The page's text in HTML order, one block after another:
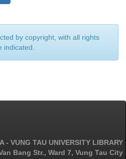
by copyright, with all rights
indicated.
- VUNG TAU UNIVERSITY LIBRARY
Bang Str., Ward 7, Vung Tau City